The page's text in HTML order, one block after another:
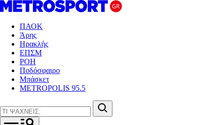
ΠΑΟΚ
Άρης
Ηρακλής
ΕΠΣΜ
ΡΟΗ
Ποδόσφαιρο
Μπάσκετ
METROPOLIS 95.5